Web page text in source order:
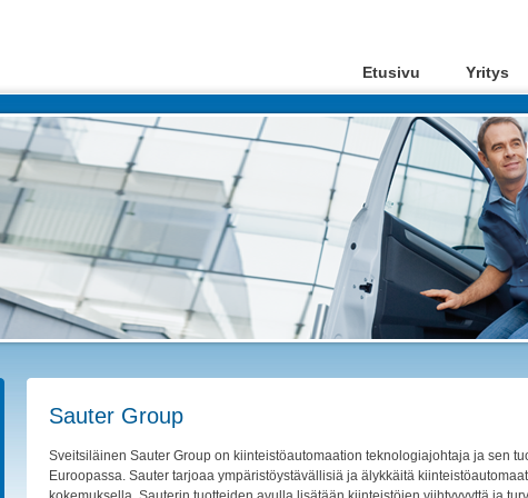
Etusivu Yritys
Sauter Group
Sveitsiläinen Sauter Group on kiinteistöautomaation teknologiajohtaja ja sen
Euroopassa. Sauter tarjoaa ympäristöystävällisiä ja älykkäitä